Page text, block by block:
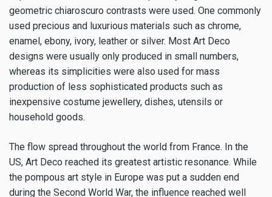
geometric chiaroscuro contrasts were used. One commonly
used precious and luxurious materials such as chrome,
enamel, ebony, ivory, leather or silver. Most Art Deco
designs were usually only produced in small numbers,
whereas its simplicities were also used for mass
production of less sophisticated products such as
inexpensive costume jewellery, dishes, utensils or
household goods.
The flow spread throughout the world from France. In the
US, Art Deco reached its greatest artistic resonance. While
the pompous art style in Europe was put a sudden end
during the Second World War, the influence reached well